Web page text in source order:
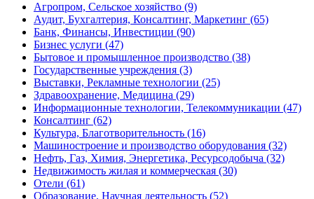
Агропром, Сельское хозяйство (9)
Аудит, Бухгалтерия, Консалтинг, Маркетинг (65)
Банк, Финансы, Инвестиции (90)
Бизнес услуги (47)
Бытовое и промышленное производство (38)
Государственные учреждения (3)
Выставки, Рекламные технологии (25)
Здравоохранение, Медицина (29)
Информационные технологии, Телекоммуникации (47)
Консалтинг (62)
Культура, Благотворительность (16)
Машиностроение и производство оборудования (32)
Нефть, Газ, Химия, Энергетика, Ресурсодобыча (32)
Недвижимость жилая и коммерческая (30)
Отели (61)
Образование, Научная деятельность (52)